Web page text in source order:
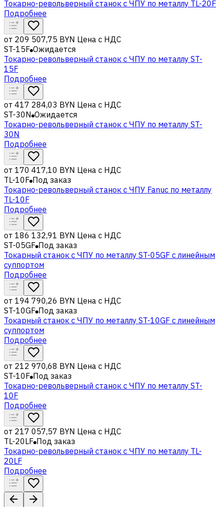
Токарно-револьверный станок с ЧПУ по металлу TL-20F
Подробнее
от 209 507,75 BYN Цена с НДС
ST-15F Ожидается
Токарно-револьверный станок с ЧПУ по металлу ST-
15F
Подробнее
от 417 284,03 BYN Цена с НДС
ST-30N Ожидается
Токарно-револьверный станок с ЧПУ по металлу ST-
30N
Подробнее
от 170 417,10 BYN Цена с НДС
TL-10F Под заказ
Токарно-револьверный станок с ЧПУ Fanuc по металлу
TL-10F
Подробнее
от 186 132,91 BYN Цена с НДС
ST-05GF Под заказ
Токарный станок с ЧПУ по металлу ST-05GF c линейным
суппортом
Подробнее
от 194 790,26 BYN Цена с НДС
ST-10GF Под заказ
Токарный станок с ЧПУ по металлу ST-10GF c линейным
суппортом
Подробнее
от 212 970,68 BYN Цена с НДС
ST-10F Под заказ
Токарно-револьверный станок с ЧПУ по металлу ST-
10F
Подробнее
от 217 057,57 BYN Цена с НДС
TL-20LF Под заказ
Токарно-револьверный станок с ЧПУ по металлу TL-
20LF
Подробнее